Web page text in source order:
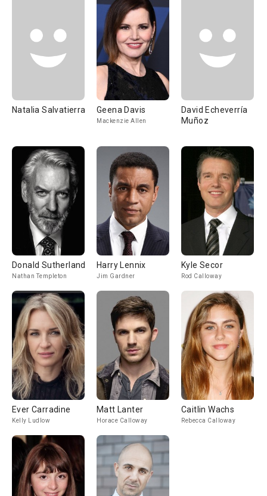
Natalia Salvatierra Geena Davis
Mackenzie Allen
David Echeverría
Muñoz
Donald Sutherland
Nathan Templeton
Harry Lennix
Jim Gardner
Kyle Secor
Rod Calloway
Ever Carradine
Kelly Ludlow
Matt Lanter
Horace Calloway
Caitlin Wachs
Rebecca Calloway